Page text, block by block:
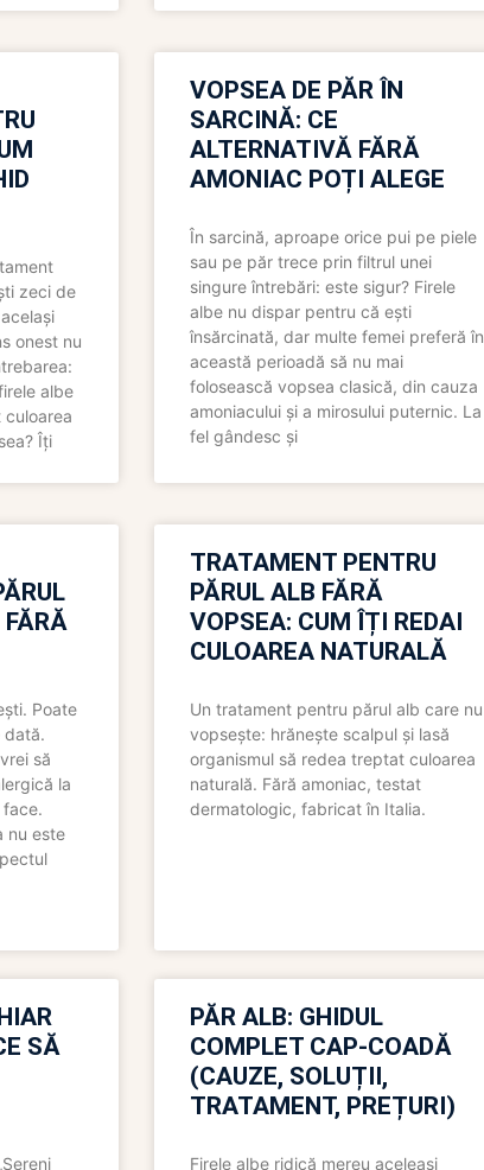
zeci de
onest nu
albe
Îți
VOPSEA DE PĂR ÎN
SARCINĂ: CE
ALTERNATIVĂ FĂRĂ
AMONIAC POȚI ALEGE
În sarcină, aproape orice pui pe piele
sau pe păr trece prin filtrul unei
singure întrebări: este sigur? Firele
albe nu dispar pentru că ești
însărcinată, dar multe femei preferă în
această perioadă să nu mai
folosească vopsea clasică, din cauza
amoniacului și a mirosului puternic. La
fel gândesc și
Poate
dată.
să
la
nu este
TRATAMENT PENTRU
PĂRUL ALB FĂRĂ
VOPSEA: CUM ÎȚI REDAI
CULOAREA NATURALĂ
Un tratament pentru părul alb care nu
vopsește: hrănește scalpul și lasă
organismul să redea treptat culoarea
naturală. Fără amoniac, testat
dermatologic, fabricat în Italia.
SĂ
PĂR ALB: GHIDUL
COMPLET CAP-COADĂ
(CAUZE, SOLUȚII,
TRATAMENT, PREȚURI)
Firele albe ridică mereu aceleași